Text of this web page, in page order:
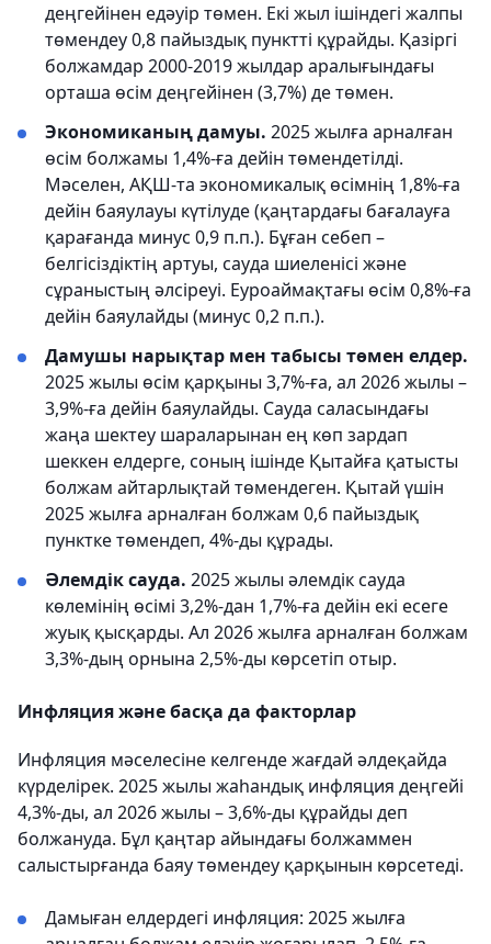
деңгейінен едәуір төмен. Екі жыл ішіндегі жалпы
төмендеу 0,8 пайыздық пунктті құрайды. Қазіргі
болжамдар 2000-2019 жылдар аралығындағы
орташа өсім деңгейінен (3,7%) де төмен.
Экономиканың дамуы. 2025 жылға арналған
өсім болжамы 1,4%-ға дейін төмендетілді.
Мәселен, АҚШ-та экономикалық өсімнің 1,8%-ға
дейін баяулауы күтілуде (қаңтардағы бағалауға
қарағанда минус 0,9 п.п.). Бұған себеп –
белгісіздіктің артуы, сауда шиеленісі және
сұраныстың әлсіреуі. Еуроаймақтағы өсім 0,8%-ға
дейін баяулайды (минус 0,2 п.п.).
Дамушы нарықтар мен табысы төмен елдер.
2025 жылы өсім қарқыны 3,7%-ға, ал 2026 жылы –
3,9%-ға дейін баяулайды. Сауда саласындағы
жаңа шектеу шараларынан ең көп зардап
шеккен елдерге, соның ішінде Қытайға қатысты
болжам айтарлықтай төмендеген. Қытай үшін
2025 жылға арналған болжам 0,6 пайыздық
пунктке төмендеп, 4%-ды құрады.
Әлемдік сауда. 2025 жылы әлемдік сауда
көлемінің өсімі 3,2%-дан 1,7%-ға дейін екі есеге
жуық қысқарды. Ал 2026 жылға арналған болжам
3,3%-дың орнына 2,5%-ды көрсетіп отыр.
Инфляция және басқа да факторлар
Инфляция мәселесіне келгенде жағдай әлдеқайда
күрделірек. 2025 жылы жаһандық инфляция деңгейі
4,3%-ды, ал 2026 жылы – 3,6%-ды құрайды деп
болжануда. Бұл қаңтар айындағы болжаммен
салыстырғанда баяу төмендеу қарқынын көрсетеді.
Дамыған елдердегі инфляция: 2025 жылға